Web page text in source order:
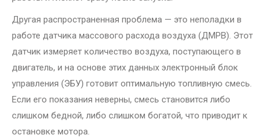
Другая распространенная проблема — это неполадки в
работе датчика массового расхода воздуха (ДМРВ). Этот
датчик измеряет количество воздуха, поступающего в
двигатель, и на основе этих данных электронный блок
управления (ЭБУ) готовит оптимальную топливную смесь.
Если его показания неверны, смесь становится либо
слишком бедной, либо слишком богатой, что приводит к
остановке мотора.